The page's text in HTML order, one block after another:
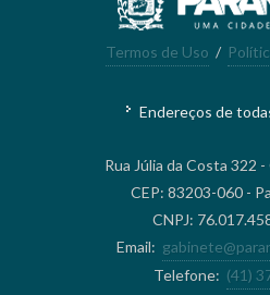
Termos de Uso /
Endereços de
Rua Júlia da Costa 322
CEP: 83203-060 -
CNPJ:
Email:
Telefone: (41)